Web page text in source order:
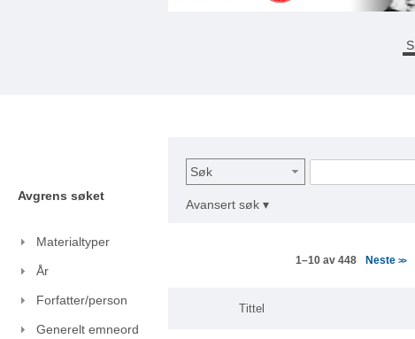
Avgrens søket
Materialtyper
År
Forfatter/person
Generelt emneord
Søk
Avansert søk ▾
1–10 av 448 Neste >>
Tittel